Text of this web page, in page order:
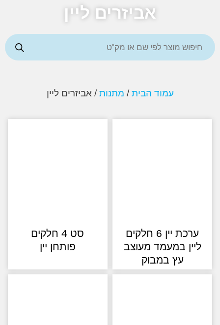
אביזרים ליין
עמוד הבית/מתנות / אביזרים ליין
ערכת יין 6 חלקים
במעמד מעוצב
עץ במבוק
סט 4 חלקים
פותחן יין